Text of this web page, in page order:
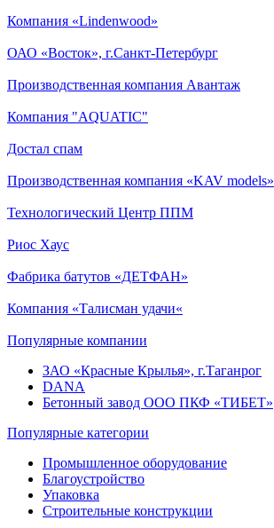
Компания «Lindenwood»
ОАО «Восток», г.Санкт-Петербург
Производственная компания Авантаж
Компания "AQUATIC"
Достал спам
Производственная компания «KAV models»
Технологический Центр ППМ
Риос Хаус
Фабрика батутов «ДЕТФАН»
Компания «Талисман удачи«
Популярные компании
ЗАО «Красные Крылья», г.Таганрог
DANA
Бетонный завод ООО ПКФ «ТИБЕТ»
Популярные категории
Промышленное оборудование
Благоустройство
Упаковка
Строительные конструкции